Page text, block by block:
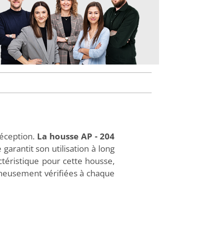
La housse AP - 204
son utilisation à long
pour cette housse,
vérifiées à chaque